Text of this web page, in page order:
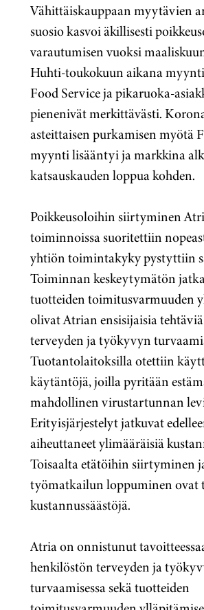
Vähittäiskauppaan myytävien
suosio kasvoi äkillisesti
varautumisen vuoksi
Huhti-toukokuun aikana
Food Service ja pikaruoka-
pienenivät merkittävästi.
asteittaisen purkamisen myötä
myynti lisääntyi ja markkina
katsauskauden loppua kohden.
Poikkeusoloihin siirtyminen
toiminnoissa suoritettiin
yhtiön toimintakyky pystyttiin
Toiminnan keskeytymätön
tuotteiden toimitusvarmuuden
olivat Atrian ensisijaisia
terveyden ja työkyvyn
Tuotantolaitoksilla otettiin
käytäntöjä, joilla pyritään
mahdollinen virustartunnan
Erityisjärjestelyt jatkuvat
aiheuttaneet ylimääräisiä
Toisaalta etätöihin siirtyminen
työmatkailun loppuminen ovat
kustannussäästöjä.
Atria on onnistunut
henkilöstön terveyden ja
turvaamisessa sekä tuotteiden